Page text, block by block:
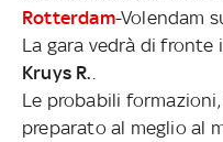
Rotterdam-Volendam
La gara vedrà di
Kruys R.
Le probabili
preparato al meglio al